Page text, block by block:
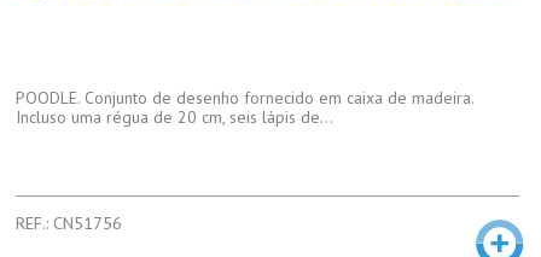
POODLE. Conjunto de desenho fornecido em caixa de madeira.
Incluso uma régua de 20 cm, seis lápis de...
REF.: CN51756